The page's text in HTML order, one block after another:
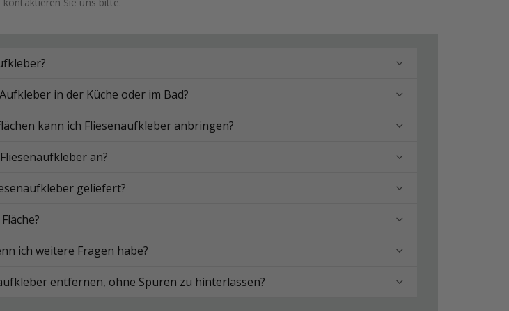
in der Küche oder im Bad?
kann ich Fliesenaufkleber anbringen?
an?
geliefert?
ich weitere Fragen habe?
entfernen, ohne Spuren zu hinterlassen?